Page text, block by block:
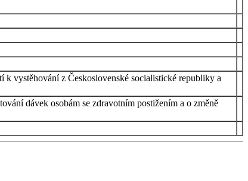
k vystěhování z Československé socialistické republiky a
dávek osobám se zdravotním postižením a o změně